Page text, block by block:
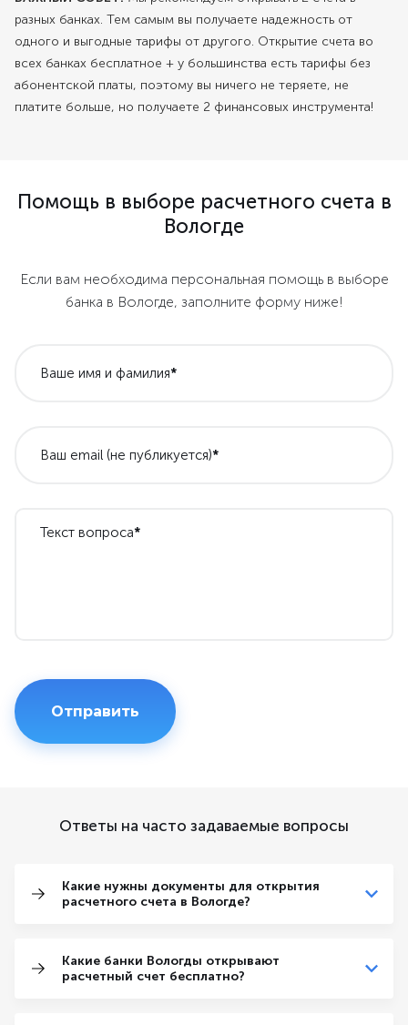
разных банках. Тем самым вы получаете надежность от
одного и выгодные тарифы от другого. Открытие счета во
всех банках бесплатное + у большинства есть тарифы без
абонентской платы, поэтому вы ничего не теряете, не
платите больше, но получаете 2 финансовых инструмента!
Помощь в выборе расчетного счета в
Вологде
Если вам необходима персональная помощь в выборе
банка в Вологде, заполните форму ниже!
Ваше имя и фамилия*
Ваш email (не публикуется)*
Текст вопроса*
Ответы на часто задаваемые вопросы
Какие нужны документы для открытия
расчетного счета в Вологде?
Какие банки Вологды открывают
расчетный счет бесплатно?